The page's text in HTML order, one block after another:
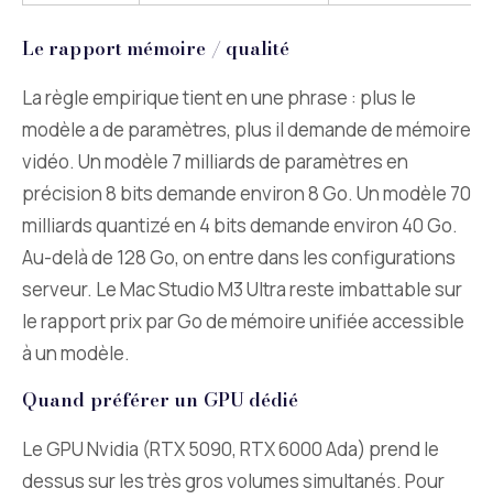
Le rapport mémoire / qualité
La règle empirique tient en une phrase : plus le
modèle a de paramètres, plus il demande de mémoire
vidéo. Un modèle 7 milliards de paramètres en
précision 8 bits demande environ 8 Go. Un modèle 70
milliards quantizé en 4 bits demande environ 40 Go.
Au-delà de 128 Go, on entre dans les configurations
serveur. Le Mac Studio M3 Ultra reste imbattable sur
le rapport prix par Go de mémoire unifiée accessible
à un modèle.
Quand préférer un GPU dédié
Le GPU Nvidia (RTX 5090, RTX 6000 Ada) prend le
dessus sur les très gros volumes simultanés. Pour